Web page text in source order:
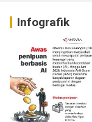
Infografik